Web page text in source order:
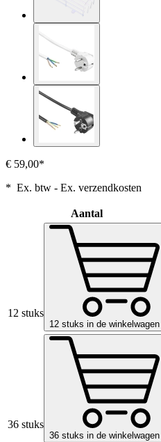
€ 59,00*
* Ex. btw - Ex. verzendkosten
Aantal
12 stuks
12 stuks in de winkelwagen
36 stuks
36 stuks in de winkelwagen